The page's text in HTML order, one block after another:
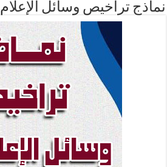
نماذج تراخيص وسائل الإعلام